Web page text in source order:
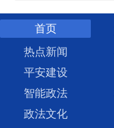
首页
热点新闻
平安建设
智能政法
政法文化